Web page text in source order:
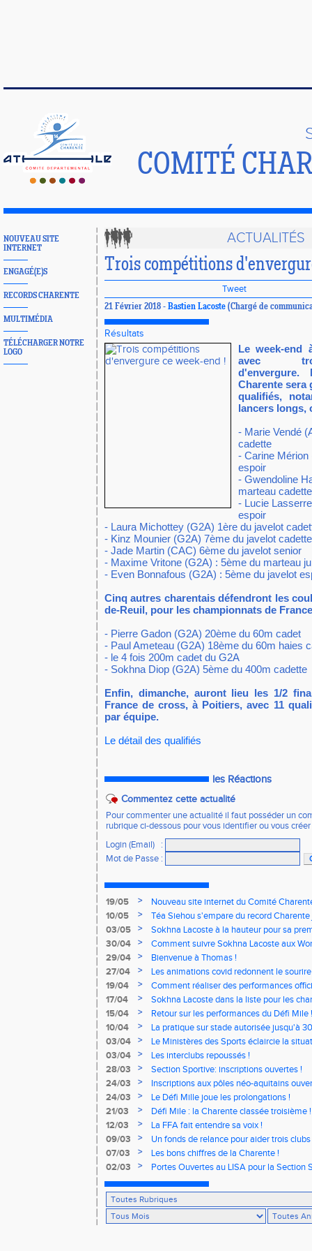
COMITÉ
NOUVEAU SITE
INTERNET
ENGAGÉ(E)S
RECORDS CHARENTE
MULTIMÉDIA
TÉLÉCHARGER NOTRE
LOGO
ACTUALITÉS
Trois compétitions
Tweet
21 Février 2018 - Bastien Lacoste (Chargé de
Résultats
Le week-end
avec
d'envergure.
Charente sera
qualifiés,
lancers longs,
- Marie Vendé
cadette
- Carine Mérion
espoir
- Gwendoline
marteau cadette
- Lucie
espoir
- Laura Michottey (G2A) 1ère du javelot
- Kinz Mounier (G2A) 7ème du javelot cadette
- Jade Martin (CAC) 6ème du javelot senior
- Maxime Vritone (G2A) : 5ème du marteau
- Even Bonnafous (G2A) : 5ème du javelot
Cinq autres charentais défendront les
de-Reuil, pour les championnats de
- Pierre Gadon (G2A) 20ème du 60m cadet
- Paul Ameteau (G2A) 18ème du 60m haies
- le 4 fois 200m cadet du G2A
- Sokhna Diop (G2A) 5ème du 400m cadette
Enfin, dimanche, auront lieu les 1/2
France de cross, à Poitiers, avec 11
par équipe.
Le détail des qualifiés
les Réactions
Commentez cette actualité
Pour commenter une actualité il faut posséder un
rubrique ci-dessous pour vous identifier ou vous
Login (Email)
:
Mot de Passe :
19/05 >
Nouveau site internet du Comité
10/05
>
Téa Siehou s'empare du record
03/05
>
Sokhna Lacoste à la hauteur pour sa
30/04
>
Comment suivre Sokhna Lacoste aux
29/04
>
Bienvenue à Thomas !
27/04
>
Les animations covid redonnent le
19/04
>
Comment réaliser des performances
17/04
>
Sokhna Lacoste dans la liste pour les
relais !
15/04 >
Retour sur les performances du Défi Mile !
10/04
>
La pratique sur stade autorisée jusqu'à
03/04
>
Le Ministères des Sports éclaircie la
03/04
>
Les interclubs repoussés !
28/03
>
Section Sportive: inscriptions ouvertes !
24/03
>
Inscriptions aux pôles néo-aquitains
24/03
>
Le Défi Mille joue les prolongations !
21/03
>
Défi Mile : la Charente classée troisième !
12/03
>
La FFA fait entendre sa voix !
09/03
>
Un fonds de relance pour aider trois
07/03
>
Les bons chiffres de la Charente !
02/03
> Portes Ouvertes au LISA pour la Section